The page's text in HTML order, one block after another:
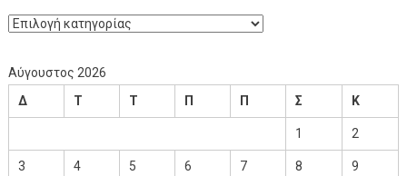
Αύγουστος 2026
Δ
Τ Τ Π Π Σ Κ
1 2
3 4 5 6 7 8 9